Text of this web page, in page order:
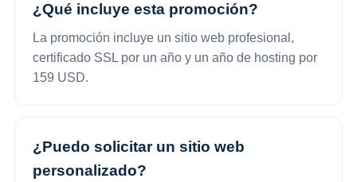
¿Qué incluye esta promoción?
La promoción incluye un sitio web profesional,
certificado SSL por un año y un año de hosting por
159 USD.
¿Puedo solicitar un sitio web
personalizado?